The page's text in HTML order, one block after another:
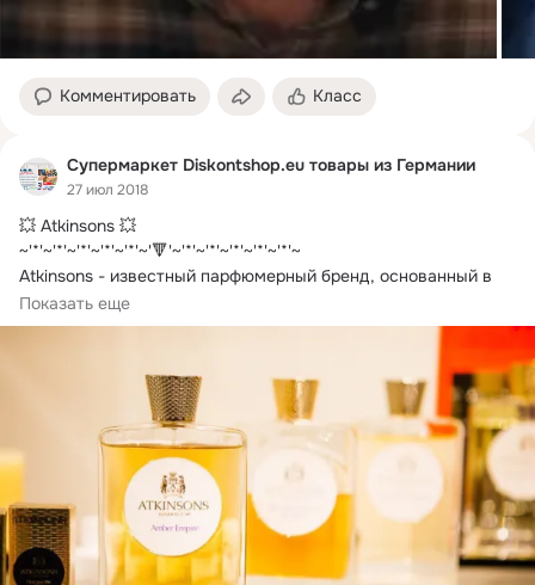
Комментировать Класс
Супермаркет Diskontshop.eu товары из Германии
27 июл 2018
💥 Atkinsons 💥
~'*'~'*'~'*'~'*'~'*'~'🔻'~'*'~'*'~'*'~'*'~'*'~
Atkinsons - известный парфюмерный бренд, основанный в
Лондоне в 1799...
Показать еще